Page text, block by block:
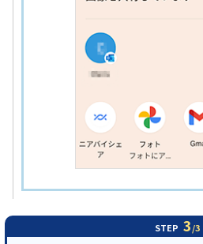
STEP 3/3